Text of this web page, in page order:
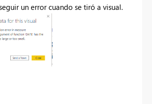
un error cuando se tiró a visual.